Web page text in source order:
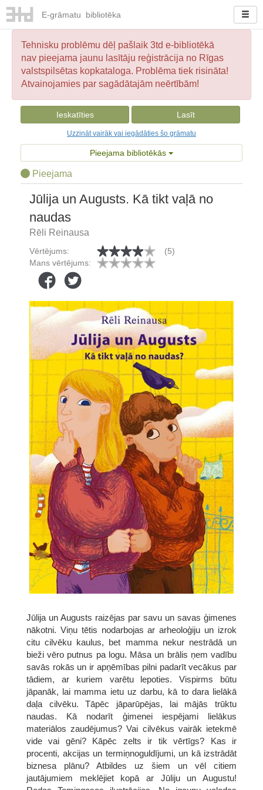
E-grāmatu bibliotēka
Tehnisku problēmu dēļ pašlaik 3td e-bibliotēkā
nav pieejama jaunu lasītāju reģistrācija no Rīgas
valstspilsētas kopkataloga. Problēma tiek risināta!
Atvainojamies par sagādātajām neērtībām!
Ieskatīties Lasīt
Uzzināt vairāk vai iegādāties šo grāmatu
Pieejama bibliotēkās
Pieejama
Jūlija un Augusts. Kā tikt vaļā no
naudas
Rēli Reinausa
Vērtējums:
(5)
Mans vērtējums:
Jūlija un Augusts raizējas par savu un savas ģimenes
nākotni. Viņu tētis nodarbojas ar arheoloģiju un izrok
citu cilvēku kaulus, bet mamma nekur nestrādā un
bieži vēro putnus pa logu. Māsa un brālis ņem vadību
savās rokās un ir apņēmības pilni padarīt vecākus par
tādiem, ar kuriem varētu lepoties. Vispirms būtu
jāpanāk, lai mamma ietu uz darbu, kā to dara lielākā
daļa cilvēku. Tāpēc jāparūpējas, lai mājās trūktu
naudas. Kā nodarīt ģimenei iespējami lielākus
materiālos zaudējumus? Vai cilvēkus vairāk ietekmē
vide vai gēni? Kāpēc zelts ir tik vērtīgs? Kas ir
procenti, akcijas un termiņnoguldījumi, un kā izstrādāt
biznesa plānu? Atbildes uz šiem un vēl citiem
jautājumiem meklējiet kopā ar Jūliju un Augustu!